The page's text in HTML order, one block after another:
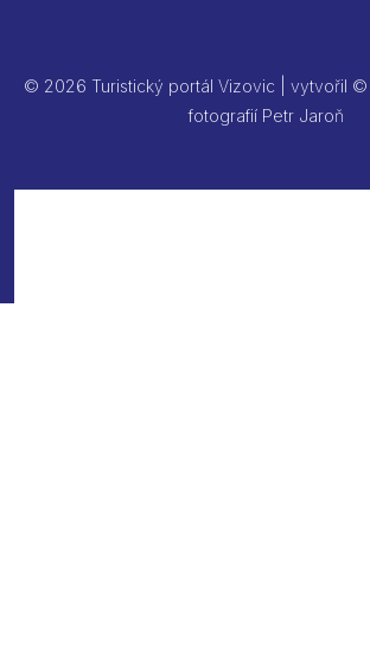
© 2026 Turistický portál Vizovic | vytvořil ©
fotografií Petr Jaroň